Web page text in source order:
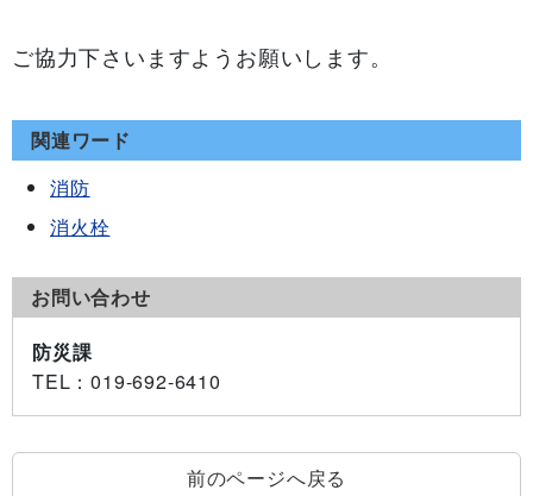
ご協力下さいますようお願いします。
関連ワード
消防
消火栓
お問い合わせ
防災課
TEL ：019-692-6410
前のページへ戻る